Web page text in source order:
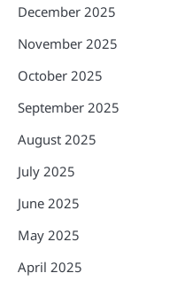
December 2025
November 2025
October 2025
September 2025
August 2025
July 2025
June 2025
May 2025
April 2025